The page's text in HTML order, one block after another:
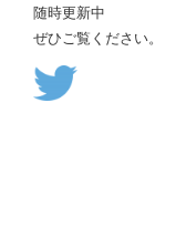
随時更新中
ぜひご覧ください。